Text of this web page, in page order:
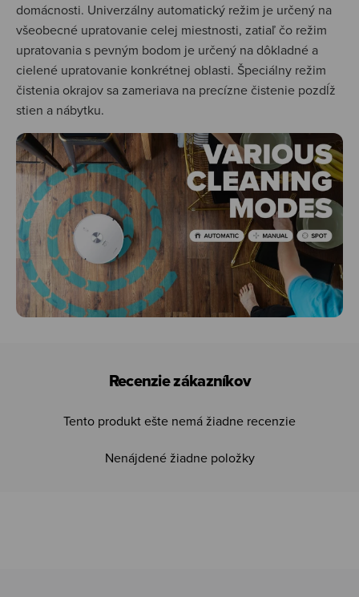
domácnosti. Univerzálny automatický režim je určený na
všeobecné upratovanie celej miestnosti, zatiaľ čo režim
upratovania s pevným bodom je určený na dôkladné a
cielené upratovanie konkrétnej oblasti. Špeciálny režim
čistenia okrajov sa zameriava na precízne čistenie pozdĺž
stien a nábytku.
Recenzie zákazníkov
Tento produkt ešte nemá žiadne recenzie
Nenájdené žiadne položky